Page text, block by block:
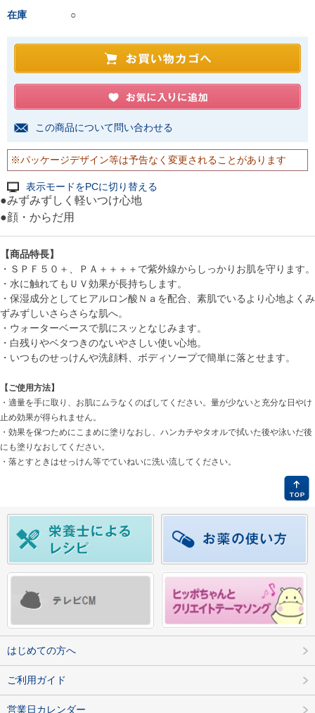
在庫 ○
この商品について問い合わせる
※パッケージデザイン等は予告なく変更されることがあります
表示モードをPCに切り替える
●みずみずしく軽いつけ心地
●顔・からだ用
【商品特長】
・ＳＰＦ５０＋、ＰＡ＋＋＋＋で紫外線からしっかりお肌を守ります。
・水に触れてもＵＶ効果が長持ちします。
・保湿成分としてヒアルロン酸Ｎａを配合、素肌でいるより心地よくみ
ずみずしいさらさらな肌へ。
・ウォーターベースで肌にスッとなじみます。
・白残りやベタつきのないやさしい使い心地。
・いつものせっけんや洗顔料、ボディソープで簡単に落とせます。
【ご使用方法】
・適量を手に取り、お肌にムラなくのばしてください。量が少ないと充分な日やけ
止め効果が得られません。
・効果を保つためにこまめに塗りなおし、ハンカチやタオルで拭いた後や泳いだ後
にも塗りなおしてください。
・落とすときはせっけん等でていねいに洗い流してください。
はじめての方へ
ご利用ガイド
営業日カレンダー